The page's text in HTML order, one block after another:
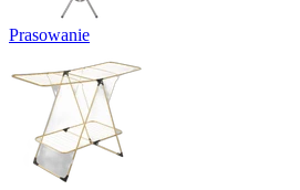
Prasowanie